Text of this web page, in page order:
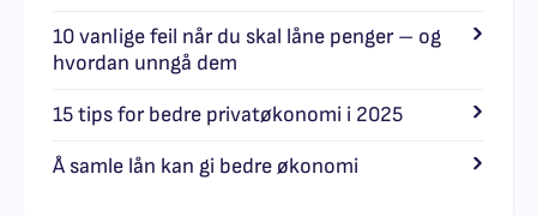
10 vanlige feil når du skal låne penger – og
hvordan unngå dem
15 tips for bedre privatøkonomi i 2025
Å samle lån kan gi bedre økonomi